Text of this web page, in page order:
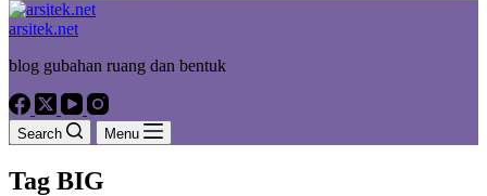
arsitek.net
blog gubahan ruang dan bentuk
Search Menu
Tag BIG